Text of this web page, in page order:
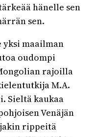
hänelle sen
sen.
yksi maailman
oudompi
rajoilla
M.A.
Sieltä kaukaa
Venäjän
rippeitä